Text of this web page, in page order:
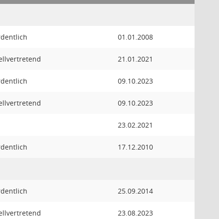
01.01.2008
21.01.2021
09.10.2023
09.10.2023
23.02.2021
17.12.2010
25.09.2014
23.08.2023